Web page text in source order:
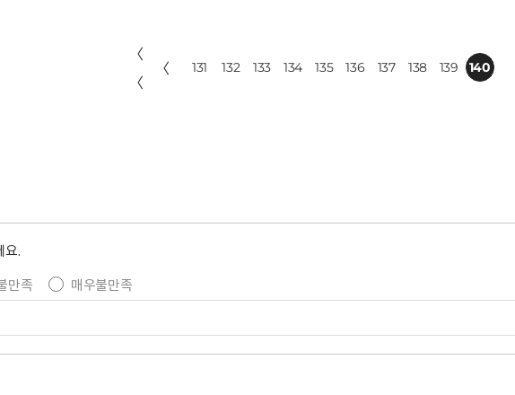
〈
〈
〈 131 132 133 134 135 136 137 138 139 140
요.
만족 매우불만족